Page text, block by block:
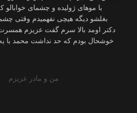
با موهای ژولیده و چشمای
بغلشو دیگه هیچی نفهمیدم وقتی
دکتر اومد بالا سرم گفت عزیزم همسرت
خوشحال بودم که حد نداشت محمد با
من و مادر عزیزم